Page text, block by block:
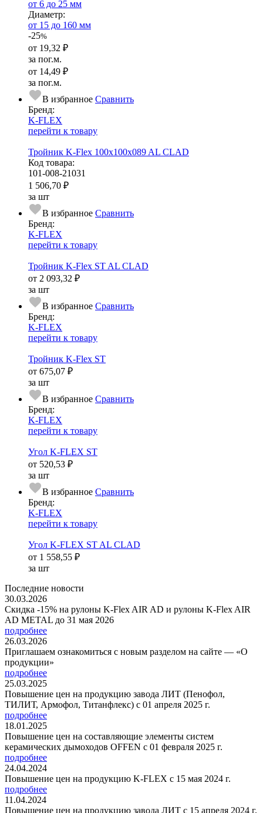
от 6 до 25 мм
Диаметр:
от 15 до 160 мм
-25%
от 19,32 ₽
за пог.м.
от 14,49 ₽
за пог.м.
В избранное Сравнить
Бренд:
K-FLEX
перейти к товару
Тройник K-Flex 100x100x089 AL CLAD
Код товара:
101-008-21031
1 506,70 ₽
за шт
В избранное Сравнить
Бренд:
K-FLEX
перейти к товару
Тройник K-Flex ST AL CLAD
от 2 093,32 ₽
за шт
В избранное Сравнить
Бренд:
K-FLEX
перейти к товару
Тройник K-Flex ST
от 675,07 ₽
за шт
В избранное Сравнить
Бренд:
K-FLEX
перейти к товару
Угол K-FLEX ST
от 520,53 ₽
за шт
В избранное Сравнить
Бренд:
K-FLEX
перейти к товару
Угол K-FLEX ST AL CLAD
от 1 558,55 ₽
за шт
Последние новости
30.03.2026
Скидка -15% на рулоны K-Flex AIR AD и рулоны K-Flex AIR
AD METAL до 31 мая 2026
подробнее
26.03.2026
Приглашаем ознакомиться с новым разделом на сайте — «О
продукции»
подробнее
25.03.2025
Повышение цен на продукцию завода ЛИТ (Пенофол,
ТИЛИТ, Армофол, Титанфлекс) с 01 апреля 2025 г.
подробнее
18.01.2025
Повышение цен на составляющие элементы систем
керамических дымоходов OFFEN с 01 февраля 2025 г.
подробнее
24.04.2024
Повышение цен на продукцию K-FLEX с 15 мая 2024 г.
подробнее
11.04.2024
Повышение цен на продукцию завода ЛИТ с 15 апреля 2024 г.